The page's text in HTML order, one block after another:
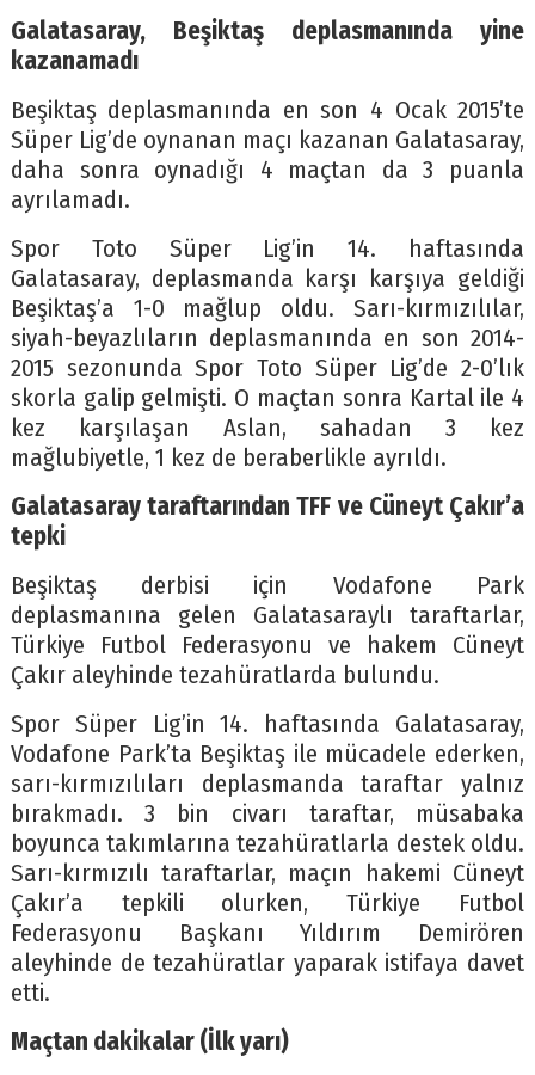
Galatasaray, Beşiktaş deplasmanında yine
kazanamadı
Beşiktaş deplasmanında en son 4 Ocak 2015’te
Süper Lig’de oynanan maçı kazanan Galatasaray,
daha sonra oynadığı 4 maçtan da 3 puanla
ayrılamadı.
Spor Toto Süper Lig’in 14. haftasında
Galatasaray, deplasmanda karşı karşıya geldiği
Beşiktaş’a 1-0 mağlup oldu. Sarı-kırmızılılar,
siyah-beyazlıların deplasmanında en son 2014-
2015 sezonunda Spor Toto Süper Lig’de 2-0’lık
skorla galip gelmişti. O maçtan sonra Kartal ile 4
kez karşılaşan Aslan, sahadan 3 kez
mağlubiyetle, 1 kez de beraberlikle ayrıldı.
Galatasaray taraftarından TFF ve Cüneyt Çakır’a
tepki
Beşiktaş derbisi için Vodafone Park
deplasmanına gelen Galatasaraylı taraftarlar,
Türkiye Futbol Federasyonu ve hakem Cüneyt
Çakır aleyhinde tezahüratlarda bulundu.
Spor Süper Lig’in 14. haftasında Galatasaray,
Vodafone Park’ta Beşiktaş ile mücadele ederken,
sarı-kırmızılıları deplasmanda taraftar yalnız
bırakmadı. 3 bin civarı taraftar, müsabaka
boyunca takımlarına tezahüratlarla destek oldu.
Sarı-kırmızılı taraftarlar, maçın hakemi Cüneyt
Çakır’a tepkili olurken, Türkiye Futbol
Federasyonu Başkanı Yıldırım Demirören
aleyhinde de tezahüratlar yaparak istifaya davet
etti.
Maçtan dakikalar (İlk yarı)